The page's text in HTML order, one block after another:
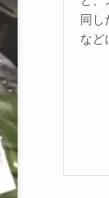
同し
など